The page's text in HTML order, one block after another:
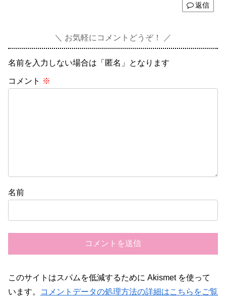
返信
お気軽にコメントどうぞ！
名前を入力しない場合は「匿名」となります
コメント ※
名前
このサイトはスパムを低減するために Akismet を使って
います。
コメントデータの処理方法の詳細はこちらをご覧